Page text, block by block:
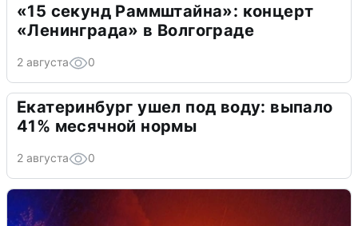
«15 секунд Раммштайна»: концерт
«Ленинграда» в Волгограде
2 августа 0
Екатеринбург ушел под воду: выпало
41% месячной нормы
2 августа 0